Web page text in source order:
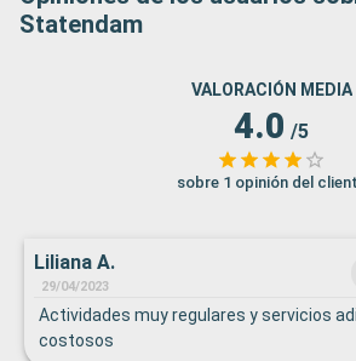
Statendam
VALORACIÓN MEDIA
4.0 /5
sobre 1 opinión del
Liliana A.
29/04/2023
Actividades muy regulares y servicios
costosos